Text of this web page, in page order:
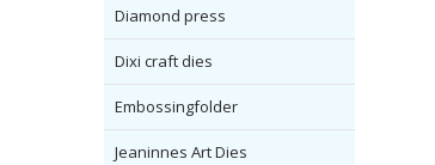
Diamond press
Dixi craft dies
Embossingfolder
Jeaninnes Art Dies